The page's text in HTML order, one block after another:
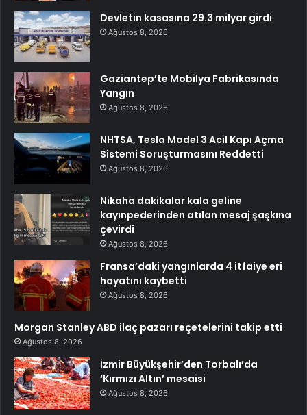
Devletin kasasına 29.3 milyar girdi
Ağustos 8, 2026
Gaziantep’te Mobilya Fabrikasında
Yangın
Ağustos 8, 2026
NHTSA, Tesla Model 3 Acil Kapı Açma
Sistemi Soruşturmasını Reddetti
Ağustos 8, 2026
Nikaha dakikalar kala geline
kayınpederinden atılan mesaj şaşkına
çevirdi
Ağustos 8, 2026
Fransa’daki yangınlarda 4 itfaiye eri
hayatını kaybetti
Ağustos 8, 2026
Morgan Stanley ABD ilaç pazarı reçetelerini takip etti
Ağustos 8, 2026
İzmir Büyükşehir’den Torbalı’da
‘Kırmızı Altın’ mesaisi
Ağustos 8, 2026